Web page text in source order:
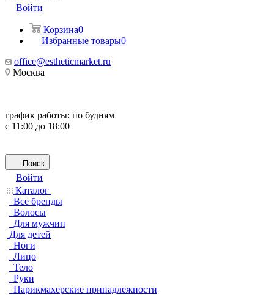
Войти
Корзина0
Избранные товары0
office@estheticmarket.ru
Москва
график работы: по будням
с 11:00 до 18:00
Поиск
Войти
Каталог
Все бренды
Волосы
Для мужчин
Для детей
Ноги
Лицо
Тело
Руки
Парикмахерские принадлежности